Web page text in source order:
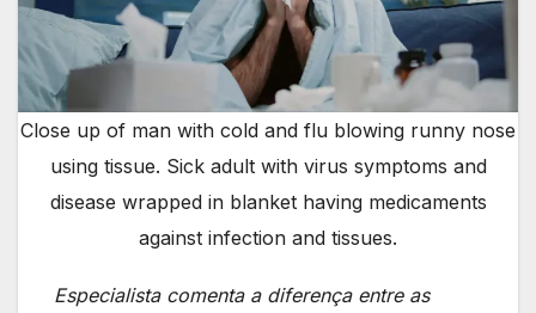
Close up of man with cold and flu blowing runny nose
using tissue. Sick adult with virus symptoms and
disease wrapped in blanket having medicaments
against infection and tissues.
Especialista comenta a diferença entre as